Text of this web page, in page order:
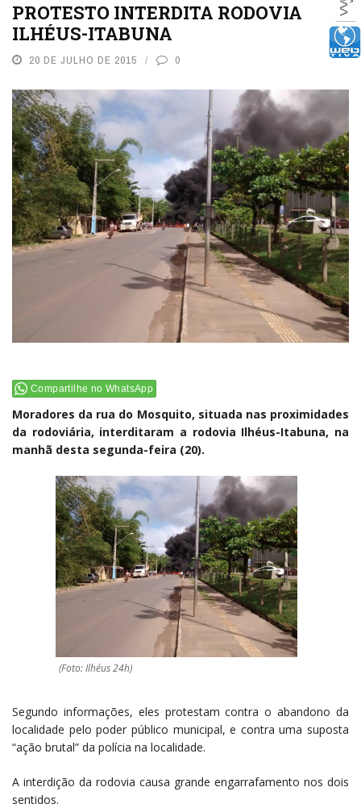
PROTESTO INTERDITA RODOVIA
ILHÉUS-ITABUNA
20 DE JULHO DE 2015 0
Compartilhe no WhatsApp
Moradores da rua do Mosquito, situada nas proximidades
da rodoviária, interditaram a rodovia Ilhéus-Itabuna, na
manhã desta segunda-feira (20).
(Foto: Ilhéus 24h)
Segundo informações, eles protestam contra o abandono da
localidade pelo poder público municipal, e contra uma suposta
“ação brutal” da polícia na localidade.
A interdição da rodovia causa grande engarrafamento nos dois
sentidos.